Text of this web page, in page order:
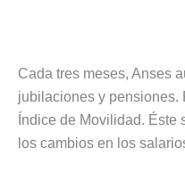
Cada tres meses, Anses
jubilaciones y pensiones.
Índice de Movilidad.
los cambios en los